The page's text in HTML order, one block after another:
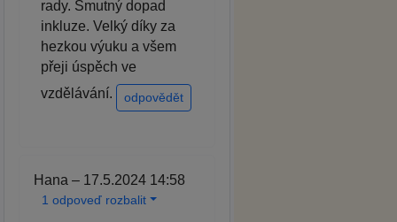
rady. Smutný dopad
inkluze. Velký díky za
hezkou výuku a všem
přeji úspěch ve
vzdělávání.
odpovědět
Hana – 17.5.2024 14:58
1 odpoveď rozbalit